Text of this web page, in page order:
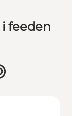
feeden